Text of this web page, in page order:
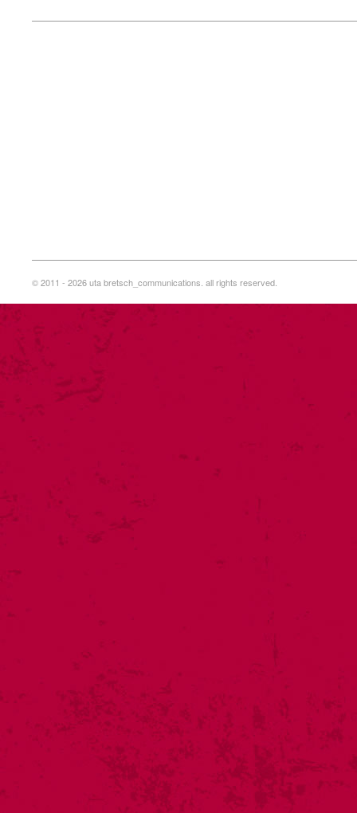
© 2011 - 2026 uta bretsch_communications. all rights reserved.